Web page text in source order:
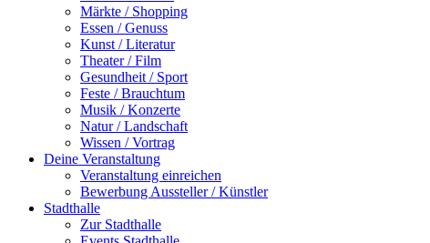
Märkte / Shopping
Essen / Genuss
Kunst / Literatur
Theater / Film
Gesundheit / Sport
Feste / Brauchtum
Musik / Konzerte
Natur / Landschaft
Wissen / Vortrag
Deine Veranstaltung
Veranstaltung einreichen
Bewerbung Aussteller / Künstler
Stadthalle
Zur Stadthalle